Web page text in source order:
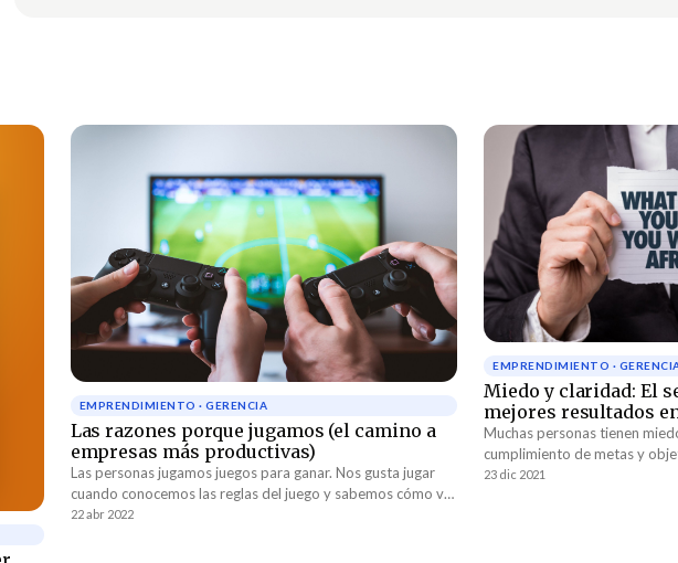
EMPRENDIMIENTO · GERENCIA
Las razones porque jugamos (el camino a
empresas más productivas)
Las personas jugamos juegos para ganar. Nos gusta jugar
cuando conocemos las reglas del juego y sabemos cómo va
el marcador. Cuando una de estas dos cosas hace falta, el
22 abr 2022
EMPRENDIMIENTO ·
Miedo y claridad: El
mejores resultados
Muchas personas tienen
cumplimiento de metas y
fenómenos es una epidemia
23 dic 2021